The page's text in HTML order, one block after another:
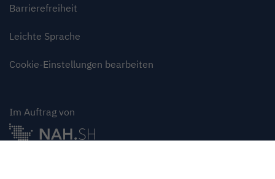
Barrierefreiheit
Leichte Sprache
Cookie-Einstellungen bearbeiten
Im Auftrag von